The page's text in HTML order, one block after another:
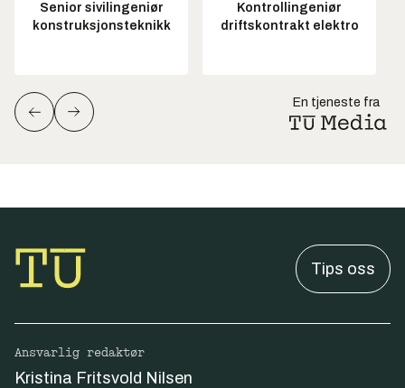
Senior sivilingeniør
konstruksjonsteknikk
Kontrollingeniør
driftskontrakt elektro
En tjeneste fra
Tips oss
Ansvarlig redaktør
Kristina Fritsvold Nilsen